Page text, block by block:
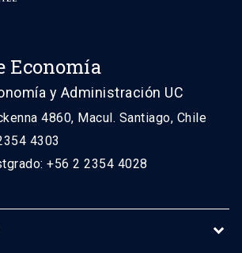
Economía
y Administración UC
4860, Macul. Santiago, Chile
4303
+56 2 2354 4028